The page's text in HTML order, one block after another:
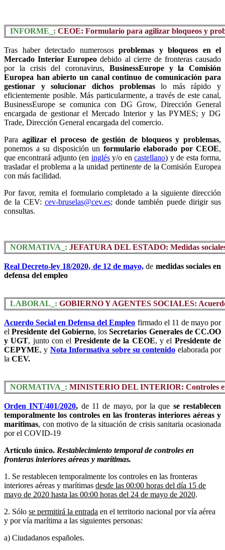
INFORME_: CEOE: Formulario para agilizar bloqueos y
Tras haber detectado numerosos problemas y bloqueos en el
Mercado Interior Europeo debido al cierre de fronteras causado
por la crisis del coronavirus, BusinessEurope y la Comisión
Europea han abierto un canal continuo de comunicación para
gestionar y solucionar dichos problemaslo más rápido y
eficientemente posible. Más particularmente, a través de este canal,
BusinessEurope se comunica con DG Grow, Dirección General
encargada de gestionar el Mercado Interior y las PYMES; y DG
Trade, Dirección General encargada del comercio.
Para agilizar el proceso de gestión de bloqueos y problemas,
ponemos a su disposición un formulario elaborado por CEOE,
que encontrará adjunto (en inglésy/o encastellano) y de esta forma,
trasladar el problema a la unidad pertinente de la Comisión Europea
con más facilidad.
Por favor, remita el formulario completado a la siguiente dirección
de la CEV: cev-bruselas@cev.es; donde también puede dirigir sus
consultas.
NORMATIVA_: JEFATURA DEL ESTADO: Medidas
Real Decreto-ley 18/2020, de 12 de mayo, de medidas sociales en
defensa del empleo
LABORAL_: GOBIERNO Y AGENTES SOCIALES:
Acuerdo Social en Defensa del Empleo firmado el 11 de mayo por
elPresidente del Gobierno, losSecretarios Generales de CC.OO
y UGT, junto con el Presidente de la CEOE, y el Presidente de
CEPYME, y Nota Informativa sobre su contenido elaborada por
la CEV.
NORMATIVA_: MINISTERIO DEL INTERIOR: Controles
Orden INT/401/2020, de 11 de mayo, por la que se restablecen
temporalmente los controles en las fronteras interiores aéreas y
marítimas, con motivo de la situación de crisis sanitaria ocasionada
por el COVID-19
Artículo único. Restablecimiento temporal de controles en
fronteras interiores aéreas y marítimas.
1. Se restablecen temporalmente los controles en las fronteras
interiores aéreas y marítimas desde las 00:00 horas del día 15 de
mayo de 2020 hasta las 00:00 horas del 24 de mayo de 2020.
2. Sólo se permitirá la entrada en el territorio nacional por vía aérea
y por vía marítima a las siguientes personas:
a) Ciudadanos españoles.